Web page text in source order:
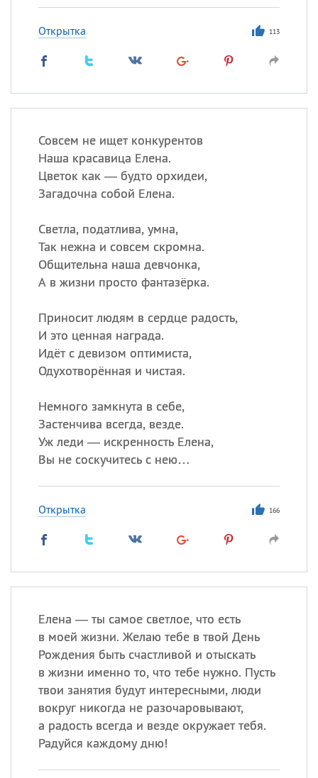
Открытка 113
Совсем не ищет конкурентов
Наша красавица Елена.
Цветок как — будто орхидеи,
Загадочна собой Елена.
Светла, податлива, умна,
Так нежна и совсем скромна.
Общительна наша девчонка,
А в жизни просто фантазёрка.
Приносит людям в сердце радость,
И это ценная награда.
Идёт с девизом оптимиста,
Одухотворённая и чистая.
Немного замкнута в себе,
Застенчива всегда, везде.
Уж леди — искренность Елена,
Вы не соскучитесь с нею…
Открытка 166
Елена — ты самое светлое, что есть
в моей жизни. Желаю тебе в твой День
Рождения быть счастливой и отыскать
в жизни именно то, что тебе нужно. Пусть
твои занятия будут интересными, люди
вокруг никогда не разочаровывают,
а радость всегда и везде окружает тебя.
Радуйся каждому дню!